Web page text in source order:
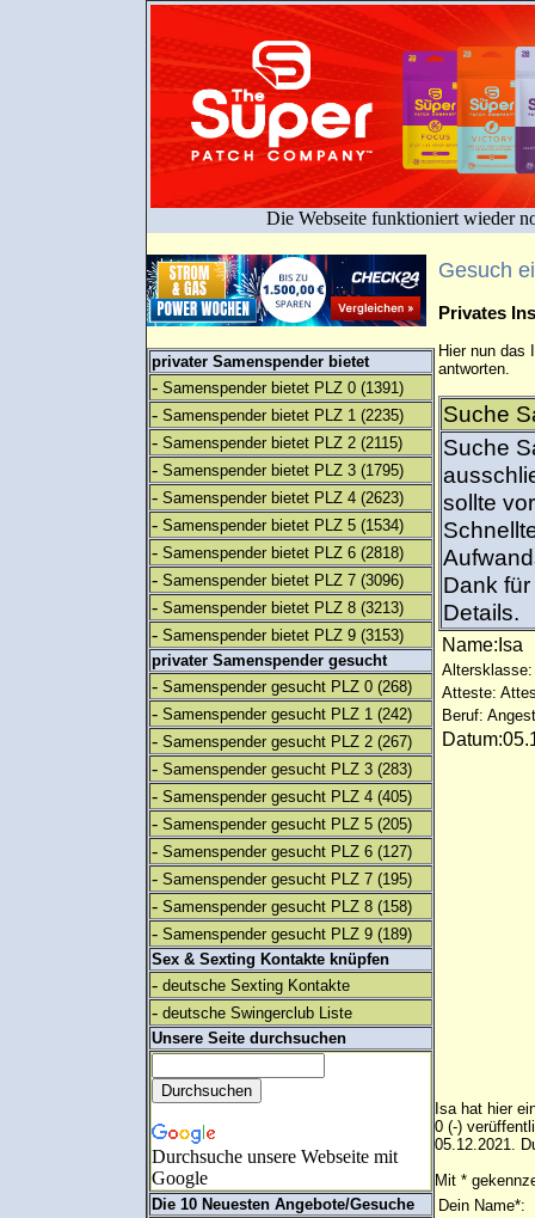
Die Webseite funktioniert wieder
privater Samenspender bietet
- Samenspender bietet PLZ 0 (1391)
- Samenspender bietet PLZ 1 (2235)
- Samenspender bietet PLZ 2 (2115)
- Samenspender bietet PLZ 3 (1795)
- Samenspender bietet PLZ 4 (2623)
- Samenspender bietet PLZ 5 (1534)
- Samenspender bietet PLZ 6 (2818)
- Samenspender bietet PLZ 7 (3096)
- Samenspender bietet PLZ 8 (3213)
- Samenspender bietet PLZ 9 (3153)
privater Samenspender gesucht
- Samenspender gesucht PLZ 0 (268)
- Samenspender gesucht PLZ 1 (242)
- Samenspender gesucht PLZ 2 (267)
- Samenspender gesucht PLZ 3 (283)
- Samenspender gesucht PLZ 4 (405)
- Samenspender gesucht PLZ 5 (205)
- Samenspender gesucht PLZ 6 (127)
- Samenspender gesucht PLZ 7 (195)
- Samenspender gesucht PLZ 8 (158)
- Samenspender gesucht PLZ 9 (189)
Sex & Sexting Kontakte knüpfen
- deutsche Sexting Kontakte
- deutsche Swingerclub Liste
Unsere Seite durchsuchen
Durchsuche unsere Webseite mit
Google
Die 10 Neuesten Angebote/Gesuche
Gesuch
Privates
Hier nun das
antworten.
Suche
Suche
sollte
Dank
Details.
Name:Isa
Altersklasse:
Atteste:
Beruf:
Isa hat hier
0 (-)
05.12.2021.
Mit *
Dein Name*: